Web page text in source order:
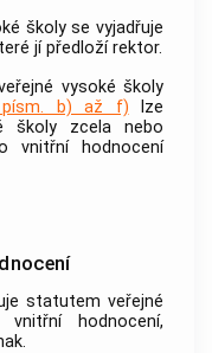
školy se vyjadřuje
jí předloží rektor.
vysoké školy
b) až f) lze
školy zcela nebo
vnitřní hodnocení
statutem veřejné
hodnocení,